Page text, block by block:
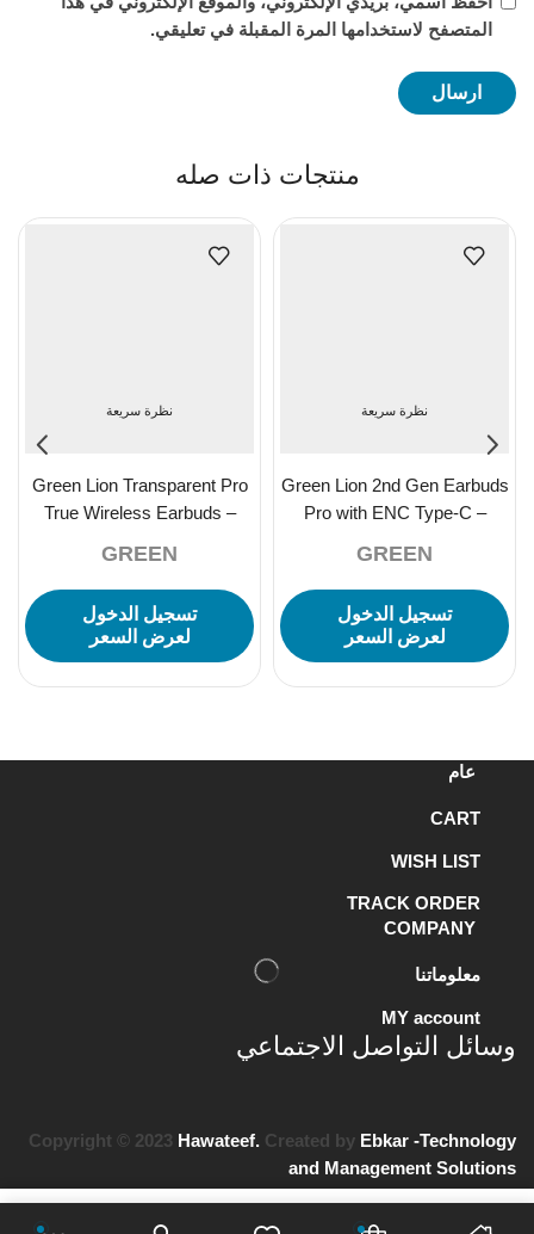
المتصفح لاستخدامها المرة المقبلة في تعليقي.
منتجات ذات صله
نظرة سريعة
Green Lion 2nd Gen Earbuds
Pro with ENC Type-C –
GREEN
تسجيل الدخول
لعرض السعر
نظرة سريعة
Green Lion Transparent Pro
True Wireless Earbuds –
GREEN
تسجيل الدخول
لعرض السعر
عام
CART
WISH LIST
TRACK ORDER
COMPANY
معلوماتنا
MY account
وسائل التواصل الاجتماعي
Copyright © 2023 Hawateef. Created by Ebkar -Technology
and Management Solutions